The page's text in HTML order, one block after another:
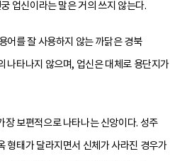
업신이라는 말은 거의 쓰지 않는다.
어를 잘 사용하지 않는 까닭은 경북
나타나지 않으며, 업신은 대체로 용단지가
장 보편적으로 나타나는 신앙이다. 성주
형태가 달라지면서 신체가 사라진 경우가